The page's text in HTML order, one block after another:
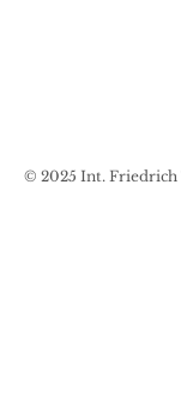
© 2025 Int. Friedrich